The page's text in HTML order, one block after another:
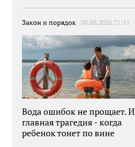
Закон и порядок 08.08.2026 21:11
Вода ошибок не прощает. И
главная трагедия - когда
ребенок тонет по вине